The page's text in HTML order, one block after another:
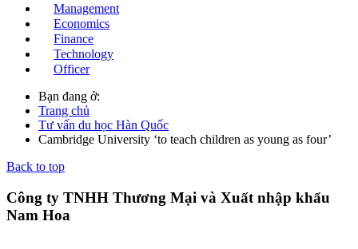
Management
Economics
Finance
Technology
Officer
Bạn đang ở:
Trang chủ
Tư vấn du học Hàn Quốc
Cambridge University ‘to teach children as young as four’
Back to top
Công ty TNHH Thương Mại và Xuất nhập khẩu
Nam Hoa